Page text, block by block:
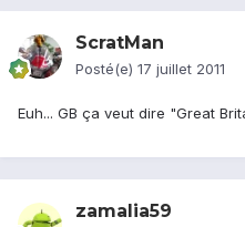
ScratMan
Posté(e) 17 juillet 2011
Euh... GB ça veut dire "Great
zamalia59